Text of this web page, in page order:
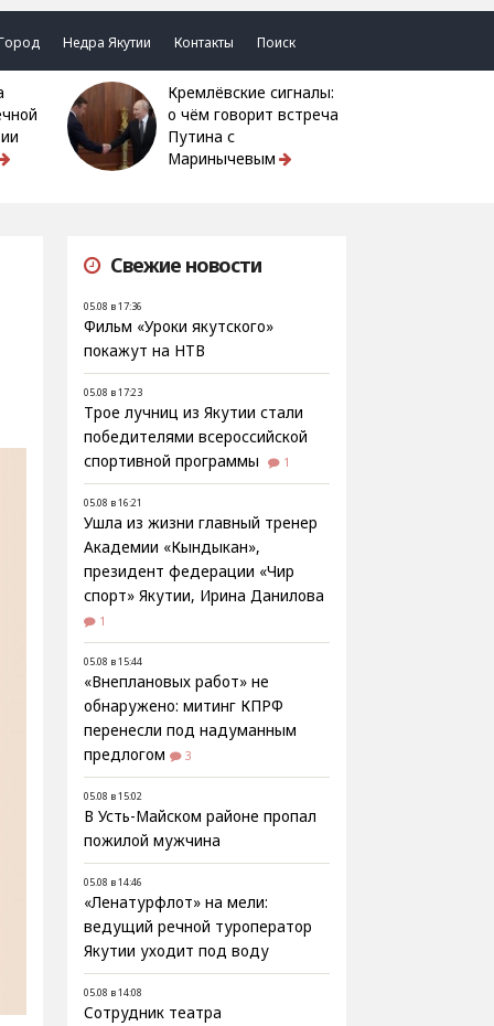
Недра Якутии Контакты Поиск
Кремлёвские сигналы:
о чём говорит встреча
Путина с
Маринычевым
Свежие новости
05.08 в 17:36
Фильм «Уроки якутского»
покажут на НТВ
05.08 в 17:23
Трое лучниц из Якутии стали
победителями всероссийской
спортивной программы
1
05.08 в 16:21
Ушла из жизни главный тренер
Академии «Кындыкан»,
президент федерации «Чир
спорт» Якутии, Ирина Данилова
1
05.08 в 15:44
«Внеплановых работ» не
обнаружено: митинг КПРФ
перенесли под надуманным
предлогом
3
05.08 в 15:02
В Усть-Майском районе пропал
пожилой мужчина
05.08 в 14:46
«Ленатурфлот» на мели:
ведущий речной туроператор
Якутии уходит под воду
05.08 в 14:08
Сотрудник театра